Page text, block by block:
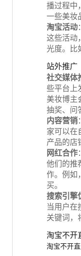
播过程中
一些美妆
淘宝活动
这些活动
光度。比
站外推广
社交媒体
些平台上
美妆博主
抽奖、问
内容营销
家可以在
产品的店
网红合作
他们的推
作。例如
买。
搜索引擎
当用户在
关键词，
淘宝不开
淘宝不开